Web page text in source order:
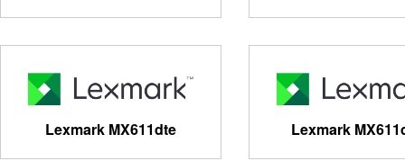
Lexmark
Lexmark MX611dte